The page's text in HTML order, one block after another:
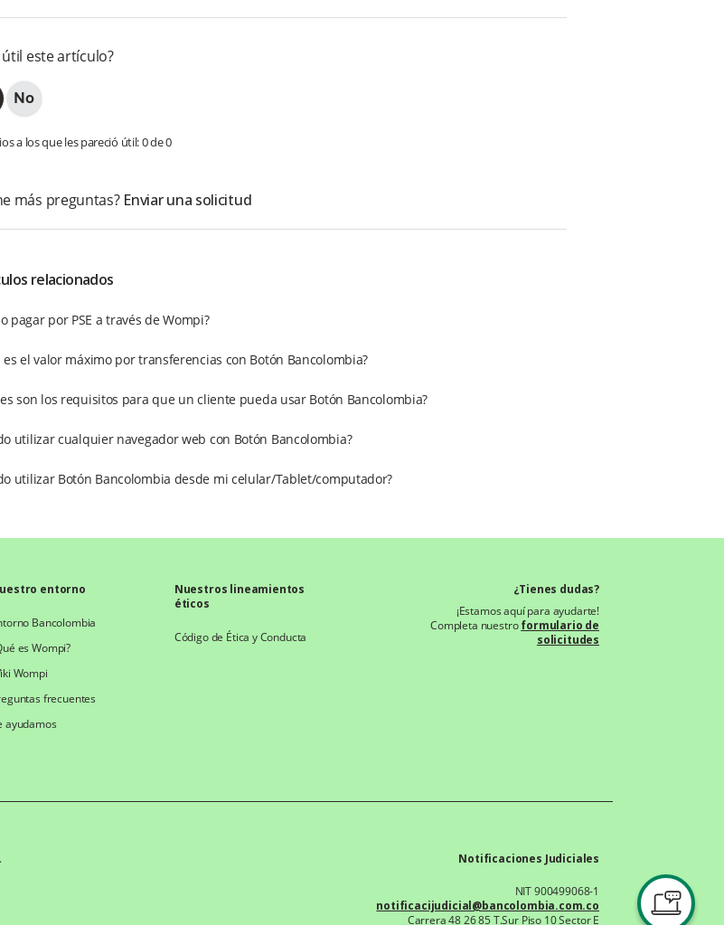
útil este artículo?
a los que les pareció útil: 0 de 0
más preguntas? Enviar una solicitud
relacionados
pagar por PSE a través de Wompi?
es el valor máximo por transferencias con Botón Bancolombia?
son los requisitos para que un cliente pueda usar Botón Bancolombia?
utilizar cualquier navegador web con Botón Bancolombia?
utilizar Botón Bancolombia desde mi celular/Tablet/computador?
entorno
Bancolombia
es Wompi?
Wompi
frecuentes
ayudamos
Nuestros lineamientos
éticos
Código de Ética y Conducta
¿Tienes dudas?
¡Estamos aquí para ayudarte!
Completa nuestroformulario de
solicitudes
Notificaciones Judiciales
NIT 900499068-1
notificacijudicial@bancolombia.com.co
Carrera 48 26 85 T.Sur Piso 10 Sector E